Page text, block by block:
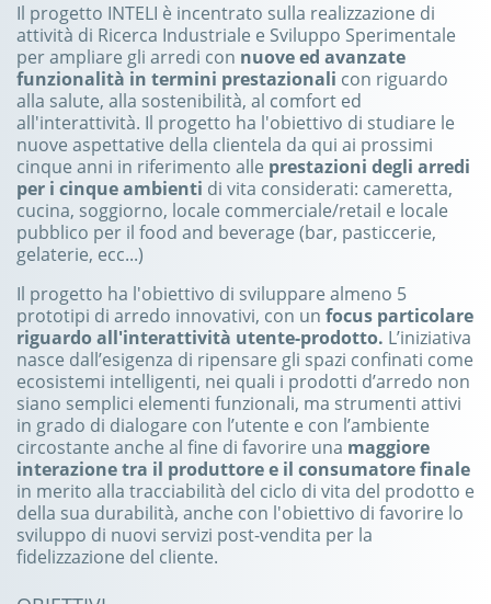
Il progetto INTELI è incentrato sulla realizzazione di
attività di Ricerca Industriale e Sviluppo Sperimentale
per ampliare gli arredi con nuove ed avanzate
funzionalità in termini prestazionali con riguardo
alla salute, alla sostenibilità, al comfort ed
all'interattività. Il progetto ha l'obiettivo di studiare le
nuove aspettative della clientela da qui ai prossimi
cinque anni in riferimento alle prestazioni degli arredi
per i cinque ambienti di vita considerati: cameretta,
cucina, soggiorno, locale commerciale/retail e locale
pubblico per il food and beverage (bar, pasticcerie,
gelaterie, ecc...)
Il progetto ha l'obiettivo di sviluppare almeno 5
prototipi di arredo innovativi, con un focus particolare
riguardo all'interattività utente-prodotto. L’iniziativa
nasce dall’esigenza di ripensare gli spazi confinati come
ecosistemi intelligenti, nei quali i prodotti d’arredo non
siano semplici elementi funzionali, ma strumenti attivi
in grado di dialogare con l’utente e con l’ambiente
circostante anche al fine di favorire una maggiore
interazione tra il produttore e il consumatore finale
in merito alla tracciabilità del ciclo di vita del prodotto e
della sua durabilità, anche con l'obiettivo di favorire lo
sviluppo di nuovi servizi post-vendita per la
fidelizzazione del cliente.